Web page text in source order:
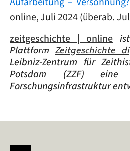
online, Juli 2024 (überab.
zeitgeschichte | online
Plattform Zeitgeschichte
Leibniz-Zentrum für
Potsdam (ZZF) eine
Forschungsinfrastruktur